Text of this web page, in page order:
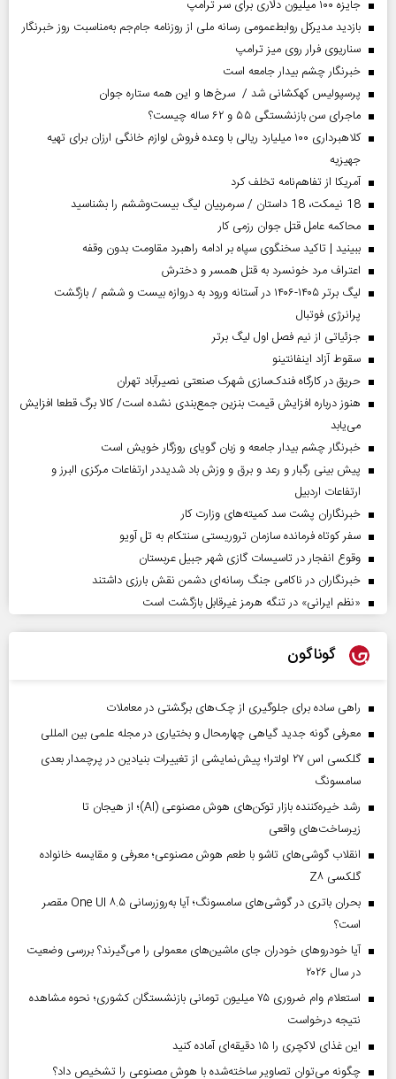
جایزه ۱۰۰ میلیون دلاری برای سر ترامپ
بازدید مدیرکل روابط‌عمومی رسانه ملی از روزنامه جام‌جم به‌مناسبت روز خبرنگار
سناریوی فرار روی میز ترامپ
خبرنگار چشم بیدار جامعه است
پرسپولیس کهکشانی شد / سرخ‌ها و این همه ستاره جوان
ماجرای سن بازنشستگی ۵۵ و ۶۲ ساله چیست؟
کلاهبرداری ۱۰۰ میلیارد ریالی با وعده فروش لوازم خانگی ارزان برای تهیه
جهیزیه
آمریکا از تفاهم‌نامه تخلف کرد
18 نیمکت، 18 داستان / سرمربیان لیگ بیست‌وششم را بشناسید
محاکمه عامل قتل جوان رزمی کار
ببینید | تاکید سخنگوی سپاه بر ادامه راهبرد مقاومت بدون وقفه
اعتراف مرد خونسرد به قتل همسر و دخترش
لیگ برتر ۱۴۰۵-۱۴۰۶ در آستانه ورود به دروازه بیست و ششم / بازگشت
پرانرژی فوتبال
جزئیاتی از نیم فصل اول لیگ برتر
سقوط آزاد اینفانتینو
حریق در کارگاه فندک‌سازی شهرک صنعتی نصیرآباد تهران
هنوز درباره افزایش قیمت بنزین جمع‌بندی نشده است/ کالا برگ قطعا افزایش
می‌یابد
خبرنگار چشم بیدار جامعه و زبان گویای روزگار خویش است
پیش بینی رگبار و رعد و برق و وزش باد شدیددر ارتفاعات مرکزی البرز و
ارتفاعات اردبیل
خبرنگاران پشت سد کمیته‌های وزارت کار
سفر کوتاه فرمانده سازمان تروریستی سنتکام به تل آویو
وقوع انفجار در تاسیسات گازی شهر جبیل عربستان
خبرنگاران در ناکامی جنگ رسانه‌ای دشمن نقش بارزی داشتند
«نظم ایرانی» در تنگه هرمز غیرقابل بازگشت است
گوناگون
راهی ساده برای جلوگیری از چک‌های برگشتی در معاملات
معرفی گونه جدید گیاهی چهارمحال و بختیاری در مجله علمی بین المللی
گلکسی اس ۲۷ اولترا؛ پیش‌نمایشی از تغییرات بنیادین در پرچمدار بعدی
سامسونگ
رشد خیره‌کننده بازار توکن‌های هوش مصنوعی (AI)؛ از هیجان تا
زیرساخت‌های واقعی
انقلاب گوشی‌های تاشو‌ با طعم هوش مصنوعی؛ معرفی و مقایسه خانواده
گلکسی Z۸
بحران باتری در گوشی‌های سامسونگ؛ آیا به‌روزرسانی One UI ۸.۵ مقصر
است؟
آیا خودروهای خودران جای ماشین‌های معمولی را می‌گیرند؟ بررسی وضعیت
در سال ۲۰۲۶
استعلام وام ضروری ۷۵ میلیون تومانی بازنشستگان کشوری؛ نحوه مشاهده
نتیجه درخواست
این غذای لاکچری را ۱۵ دقیقه‌ای آماده کنید
چگونه می‌توان تصاویر ساخته‌شده با هوش مصنوعی را تشخیص داد؟